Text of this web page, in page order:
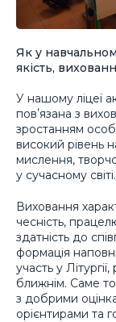
Як у
якість,
У нашому ліцеї
повʼязана з
зростанням
високий рівень
мислення,
у сучасному світі.
Виховання
чесність,
здатність до
формація
участь у
ближнім. Саме
з добрими
орієнтирами та